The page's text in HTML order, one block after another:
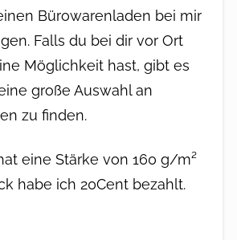
Bürowarenladen bei mir
Falls du bei dir vor Ort
Möglichkeit hast, gibt es
große Auswahl an
zu finden.
eine Stärke von 160 g/m²
habe ich 20Cent bezahlt.